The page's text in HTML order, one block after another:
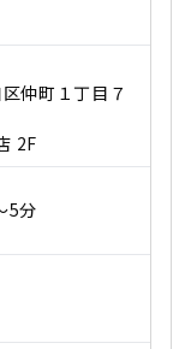
仲町１丁目７
2F
5分